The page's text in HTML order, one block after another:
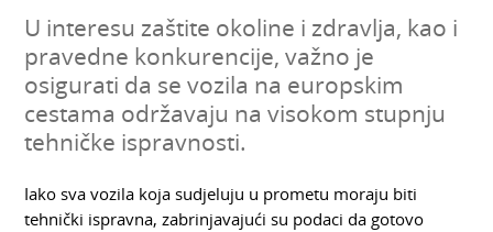
U interesu zaštite okoline i zdravlja, kao i
pravedne konkurencije, važno je
osigurati da se vozila na europskim
cestama održavaju na visokom stupnju
tehničke ispravnosti.
Iako sva vozila koja sudjeluju u prometu moraju biti
tehnički ispravna, zabrinjavajući su podaci da gotovo